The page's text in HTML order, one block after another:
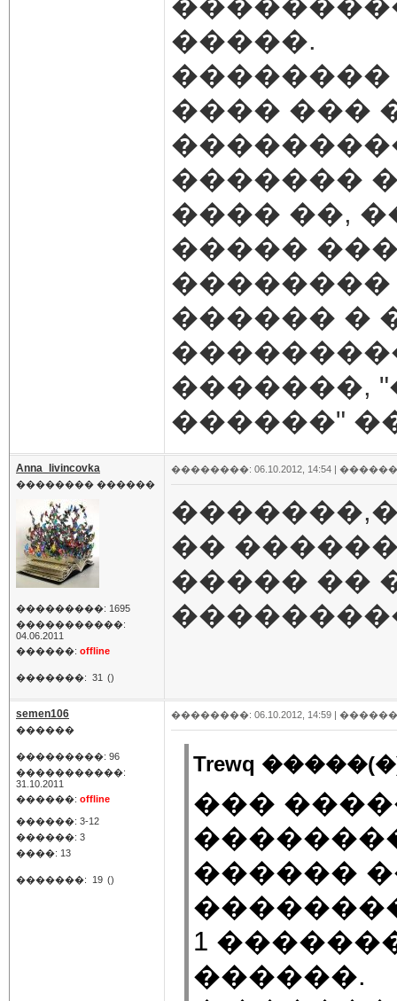
�����.
��������
���� ���
�������
���� ��,
�����
��������
������ �
�������,
������"
Anna_livincovka
�������� ������
���������: 1695
�����������:
04.06.2011
������: offline
�������: 31 ()
��������: 06.10.2012, 14:54 |
�� ������
����� ��
semen106
������
���������: 96
�����������:
31.10.2011
������: offline
������: 3-12
������: 3
����: 13
�������: 19 ()
��������: 06.10.2012, 14:59 |
Trewq
���
������
1
������.